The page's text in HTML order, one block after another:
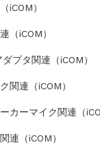
iCOM）
（iCOM）
プタ関連（iCOM）
関連（iCOM）
カーマイク関連（
連（iCOM）